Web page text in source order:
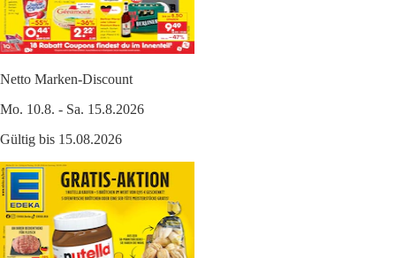
Netto Marken-Discount
Mo. 10.8. - Sa. 15.8.2026
Gültig bis 15.08.2026